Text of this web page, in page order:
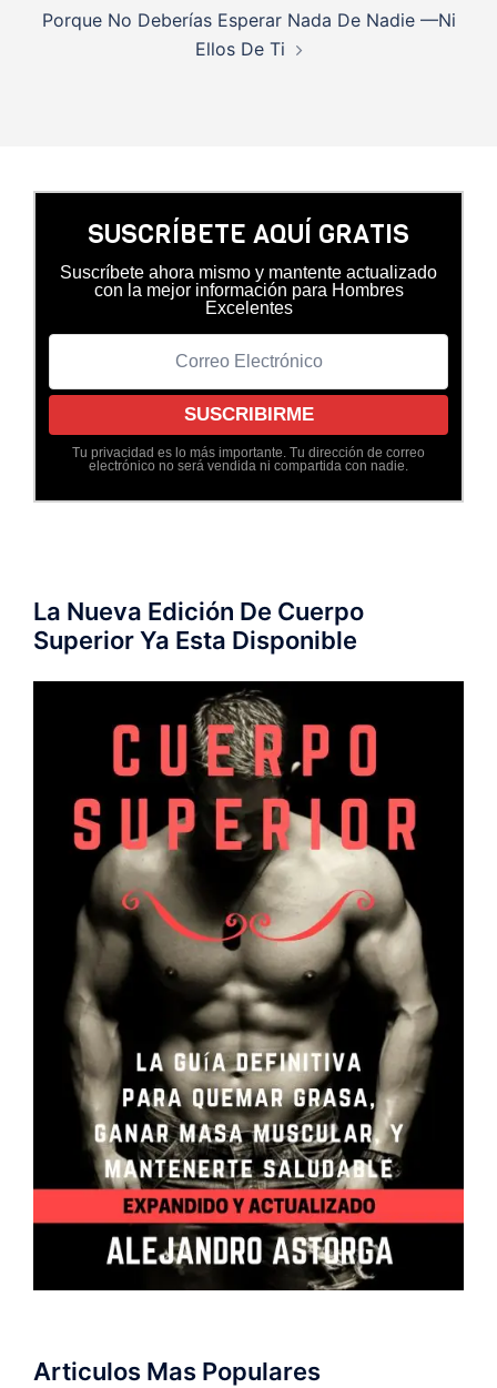
Porque No Deberías Esperar Nada De Nadie —Ni
Ellos De Ti
SUSCRÍBETE AQUÍ GRATIS
Suscríbete ahora mismo y mantente actualizado
con la mejor información para Hombres
Excelentes
Tu privacidad es lo más importante. Tu dirección de correo
electrónico no será vendida ni compartida con nadie.
La Nueva Edición De Cuerpo
Superior Ya Esta Disponible
Articulos Mas Populares